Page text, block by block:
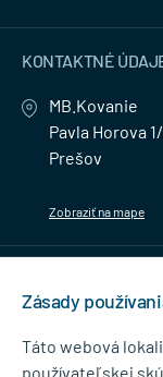
KONTAKTNÉ
MB.Kovanie
Pavla Horova
Prešov
Zobraziť na mape
NEWSLETTER
Zásady
Táto webová
používateľskej